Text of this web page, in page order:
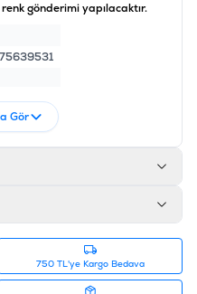
gönderimi yapılacaktır.
Gör
750 TL'ye Kargo Bedava